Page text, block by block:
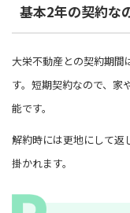
基本2年の契約な
大栄不動産との契約期間
す。短期契約なので、家
能です。
解約時には更地にして返
掛かれます。